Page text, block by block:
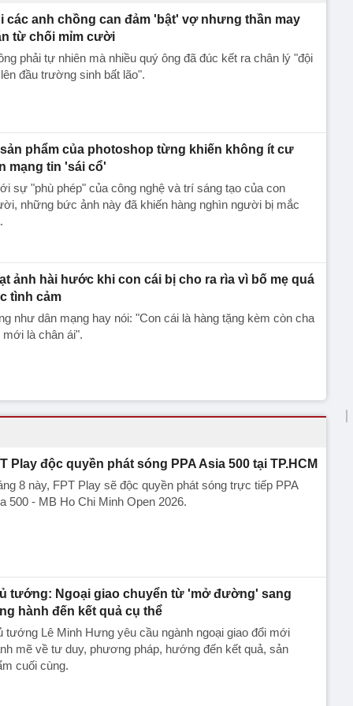
các anh chồng can đảm 'bật' vợ nhưng thần may
từ chối mỉm cười
phải tự nhiên mà nhiều quý ông đã đúc kết ra chân lý "đội
đầu trường sinh bất lão".
sản phẩm của photoshop từng khiến không ít cư
mạng tin 'sái cổ'
sự "phù phép" của công nghệ và trí sáng tạo của con
những bức ảnh này đã khiến hàng nghìn người bị mắc
ảnh hài hước khi con cái bị cho ra rìa vì bố mẹ quá
tình cảm
như dân mạng hay nói: "Con cái là hàng tặng kèm còn cha
mới là chân ái".
Play độc quyền phát sóng PPA Asia 500 tại TP.HCM
8 này, FPT Play sẽ độc quyền phát sóng trực tiếp PPA
500 - MB Ho Chi Minh Open 2026.
tướng: Ngoại giao chuyển từ 'mở đường' sang
hành đến kết quả cụ thể
tướng Lê Minh Hưng yêu cầu ngành ngoại giao đổi mới
mẽ về tư duy, phương pháp, hướng đến kết quả, sản
cuối cùng.